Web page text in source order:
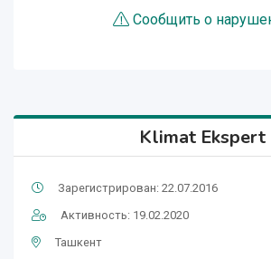
Сообщить о
Klimat Ekspert
Зарегистрирован: 22.07.2016
Активность: 19.02.2020
Ташкент